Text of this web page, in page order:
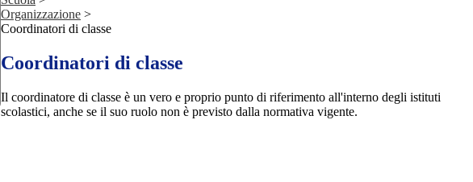
Organizzazione >
Coordinatori di classe
Coordinatori di classe
Il coordinatore di classe è un vero e proprio punto di riferimento all'interno degli istituti
scolastici, anche se il suo ruolo non è previsto dalla normativa vigente.